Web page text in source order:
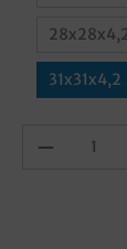
28x28x4,2
31x31x4,2